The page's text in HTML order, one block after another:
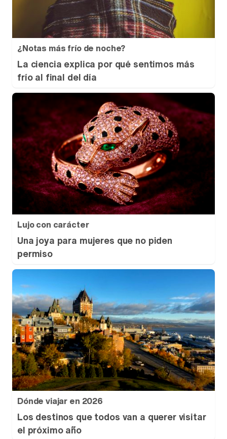
¿Notas más frío de noche?
La ciencia explica por qué sentimos más
frío al final del día
Lujo con carácter
Una joya para mujeres que no piden
permiso
Dónde viajar en 2026
Los destinos que todos van a querer visitar
el próximo año